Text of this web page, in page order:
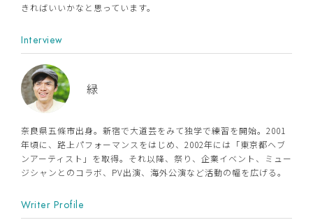
きればいいかなと思っています。
Interview
緑
奈良県五條市出身。新宿で大道芸をみて独学で練習を開始。2001
年頃に、路上パフォーマンスをはじめ、2002年には「東京都ヘブ
ンアーティスト」を取得。それ以降、祭り、企業イベント、ミュー
ジシャンとのコラボ、PV出演、海外公演など活動の幅を広げる。
Writer Profile